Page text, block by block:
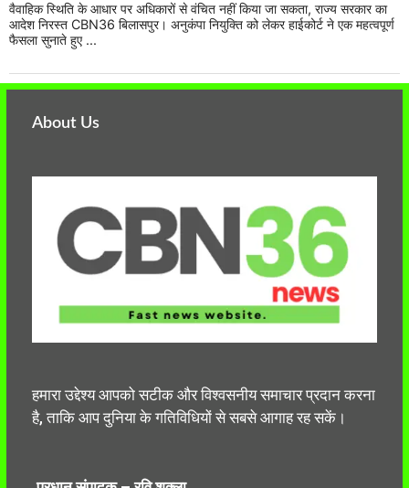
वैवाहिक स्थिति के आधार पर अधिकारों से वंचित नहीं किया जा सकता, राज्य सरकार का
आदेश निरस्त CBN36 बिलासपुर। अनुकंपा नियुक्ति को लेकर हाईकोर्ट ने एक महत्वपूर्ण
फैसला सुनाते हुए ...
About Us
हमारा उद्देश्य आपको सटीक और विश्वसनीय समाचार प्रदान करना
है, ताकि आप दुनिया के गतिविधियों से सबसे आगाह रह सकें।